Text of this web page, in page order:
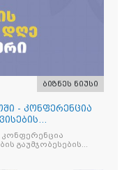
ბიზნეს ნიუსი
- კონფერენცია
გაუმჯობესების